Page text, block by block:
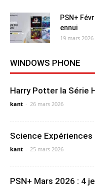
PSN+
ennui
19 mars 2026
WINDOWS PHONE
Harry Potter la Série
kant - 26 mars 2026
Science Expériences
kant - 25 mars 2026
PSN+ Mars 2026 : 4